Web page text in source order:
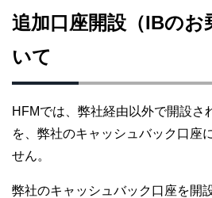
追加口座開設（IBのお
いて
HFMでは、弊社経由以外で開設さ
を、弊社のキャッシュバック口座
せん。
弊社のキャッシュバック口座を開